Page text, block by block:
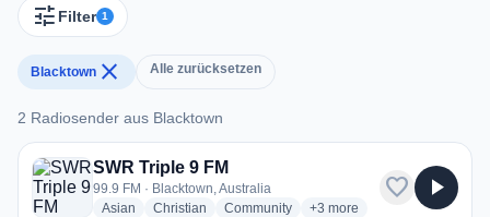
tune Filter 1
Blacktown close Alle zurücksetzen
2 Radiosender aus Blacktown
2 Radiosender aus Blacktown
SWR Triple 9 FM
99.9 FM · Blacktown, Australia
Asian radio stations
Christian radio stations
Communityradio stations
+3 more genres for SWR
more
favorite play_arrow